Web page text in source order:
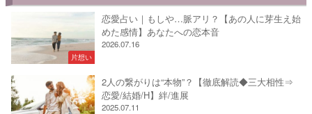
片想い
恋愛占い｜もしや…脈アリ？【あの人に芽生え始
めた感情】あなたへの恋本音
2026.07.16
2人の繋がりは“本物”？【徹底解読◆三大相性⇒
恋愛/結婚/H】絆/進展
2025.07.11